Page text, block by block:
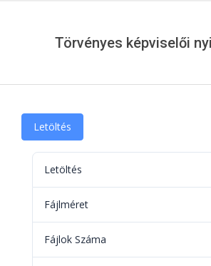
Törvényes képviselői
Letöltés
Letöltés
Fájlméret
Fájlok Száma